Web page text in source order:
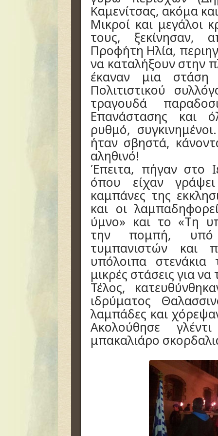
Καμενίτσας, ακόμα
Μικροί και μεγάλοι
τους, ξεκίνησαν,
Προφήτη Ηλία,
να καταλήξουν στην
έκαναν μια
Πολιτιστικού
τραγουδά
Επανάστασης και
ρυθμό,
ήταν σβηστά,
αληθινό!
Έπειτα, πήγαν στο
όπου είχαν
καμπάνες της
και οι
ύμνο» και το «Τη
την πομπή,
τυμπανιστών και
υπόλοιπα
μικρές στάσεις για
Τέλος,
ιδρύματος
λαμπάδες και
Ακολούθησε
μπακαλιάρο